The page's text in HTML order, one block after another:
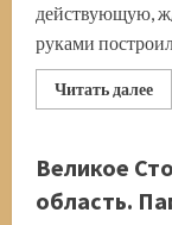
действующую,
руками
Читать далее
и
Великое
область.